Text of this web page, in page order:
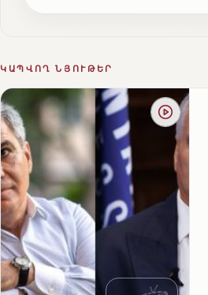
ԿԱՊՎՈՂ ՆՅՈՒԹԵՐ